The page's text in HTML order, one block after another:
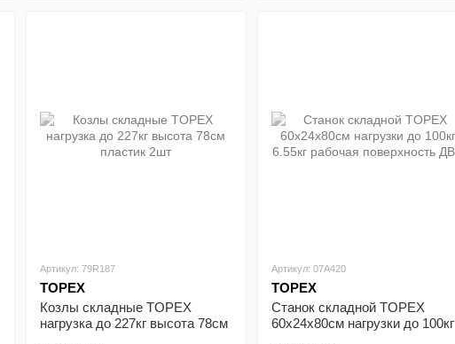
Артикул: 79R187
TOPEX
Козлы складные TOPEX
нагрузка до 227кг высота 78см
Артикул: 07A420
TOPEX
Станок складной TOPEX
60x24x80см нагрузки до 100кг